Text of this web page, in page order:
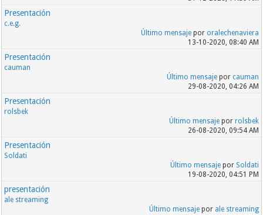
Presentación
c.e.g.
Último mensajepor oralechenaviera
13-10-2020, 08:40 AM
Presentación
cauman
Último mensajepor cauman
29-08-2020, 04:26 AM
Presentación
rolsbek
Último mensajepor rolsbek
26-08-2020, 09:54 AM
Presentación
Soldati
Último mensajepor Soldati
19-08-2020, 04:51 PM
presentación
ale streaming
Último mensajepor ale streaming